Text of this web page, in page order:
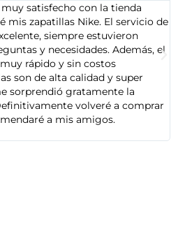
satisfecho con la tienda
mis zapatillas Nike. El servicio de
siempre estuvieron
y necesidades. Además, el
rápido y sin costos
son de alta calidad y super
sorprendió gratamente la
volveré a comprar
a mis amigos.